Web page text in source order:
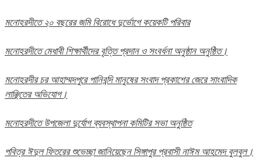
মনোহরদীতে ২০ বছরের জমি বিরোধে দুর্ভোগে কয়েকটি পরিবার
মনোহরদীতে মেধাবী শিক্ষার্থীদের বৃত্তি প্রদান ও সংবর্ধনা অনুষ্ঠান অনুষ্ঠিত।
মনোহরদীর চর আহাম্মদপুরে পানিবন্দি মানুষের সংবাদ প্রকাশের জেরে সাংবাদিক
লাঞ্ছিতের অভিযোগ।
মনোহরদীতে উপজেলা দুর্যোগ ব্যবস্থাপনা কমিটির সভা অনুষ্ঠিত
পবিত্র ঈদুল ফিতরের শুভেচ্ছা জানিয়েছেন সিঙ্গাপুর প্রবাসী নাঈম আহমেদ বুলবুল।